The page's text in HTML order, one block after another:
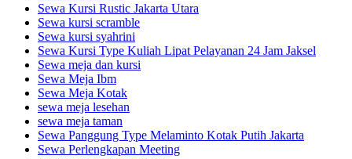
Sewa Kursi Rustic Jakarta Utara
Sewa kursi scramble
Sewa kursi syahrini
Sewa Kursi Type Kuliah Lipat Pelayanan 24 Jam Jaksel
Sewa meja dan kursi
Sewa Meja Ibm
Sewa Meja Kotak
sewa meja lesehan
sewa meja taman
Sewa Panggung Type Melaminto Kotak Putih Jakarta
Sewa Perlengkapan Meeting